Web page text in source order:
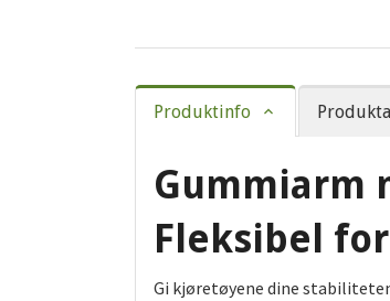
Produktinfo
Gummiarm
Fleksibel
Gi kjøretøyene dine